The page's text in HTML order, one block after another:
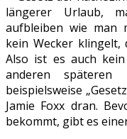
längerer Urlaub,
aufbleiben wie man
kein Wecker klingelt,
Also ist es auch
anderen
beispielsweise
Jamie Foxx dran.
bekommt, gibt es